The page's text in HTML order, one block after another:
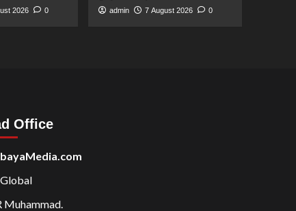
2026 0 admin 7 August 2026 0
Office
Muhammad.